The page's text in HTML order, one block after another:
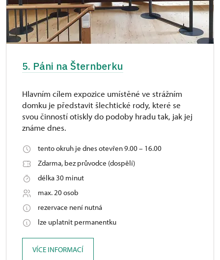
5. Páni na Šternberku
Hlavním cílem expozice umístěné ve strážním
domku je představit šlechtické rody, které se
svou činností otiskly do podoby hradu tak, jak jej
známe dnes.
tento okruh je dnes otevřen 9.00 – 16.00
Zdarma, bez průvodce (dospělí)
délka 30 minut
max. 20 osob
rezervace není nutná
lze uplatnit permanentku
VÍCE INFORMACÍ